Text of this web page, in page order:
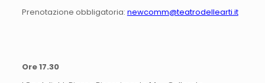
Prenotazione obbligatoria: newcomm@teatrodellearti.it
Ore 17.30